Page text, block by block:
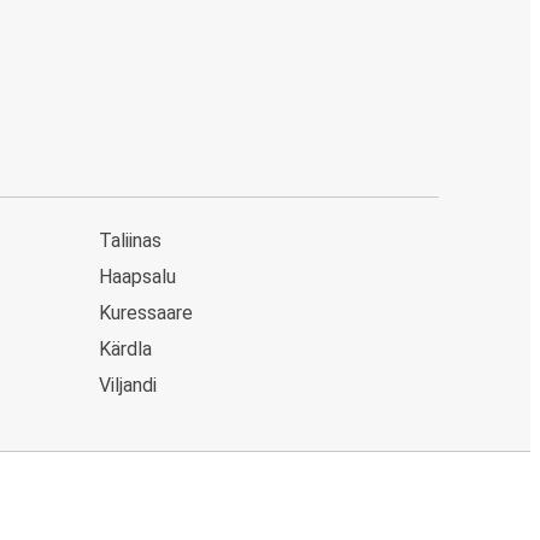
Taliinas
Haapsalu
Kuressaare
Kärdla
Viljandi